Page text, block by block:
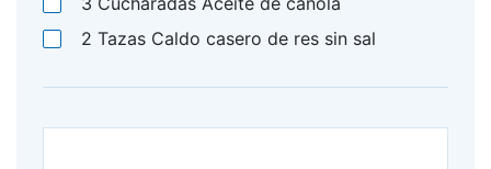
2 Tazas Caldo casero de res sin sal